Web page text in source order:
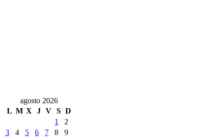
agosto 2026
L M X J V S D
1
2
3
4 5 6 7 8
9